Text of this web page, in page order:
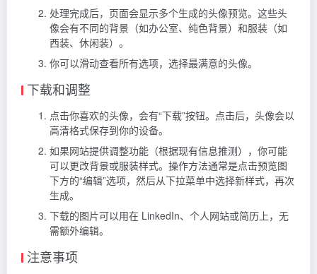
处理完成后，页面会显示多个生成的头像预览。这些头
像会有不同的背景（如办公室、纯色背景）和服装（如
西装、休闲装）。
你可以滑动查看所有选项，选择最满意的头像。
下载和调整
点击你喜欢的头像，会有“下载”按钮。点击后，头像会以
高清格式保存到你的设备。
如果网站提供调整功能（根据现有信息推测），你可能
可以更改背景或服装样式。操作方法通常是点击预览图
下方的“编辑”选项，然后从下拉菜单中选择新样式，再次
生成。
下载的图片可以用在 LinkedIn、个人网站或简历上，无
需额外编辑。
注意事项